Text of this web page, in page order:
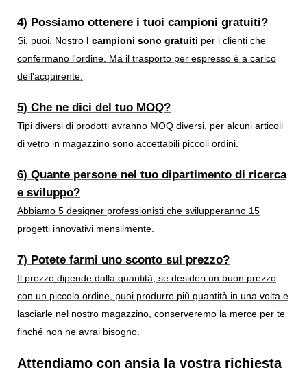
4) Possiamo ottenere i tuoi campioni gratuiti?
Si, puoi. Nostro I campioni sono gratuiti per i clienti che
confermano l'ordine. Ma il trasporto per espresso è a carico
dell'acquirente.
5) Che ne dici del tuo MOQ?
Tipi diversi di prodotti avranno MOQ diversi, per alcuni articoli
di vetro in magazzino sono accettabili piccoli ordini.
6) Quante persone nel tuo dipartimento di ricerca
e sviluppo?
Abbiamo 5 designer professionisti che svilupperanno 15
progetti innovativi mensilmente.
7) Potete farmi uno sconto sul prezzo?
Il prezzo dipende dalla quantità, se desideri un buon prezzo
con un piccolo ordine, puoi produrre più quantità in una volta e
lasciarle nel nostro magazzino, conserveremo la merce per te
finché non ne avrai bisogno.
Attendiamo con ansia la vostra richiesta